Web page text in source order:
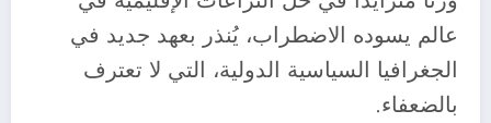
عالم يسوده الاضطراب، يُنذر بعهد جديد في
الجغرافيا السياسية الدولية، التي لا تعترف
بالضعفاء.